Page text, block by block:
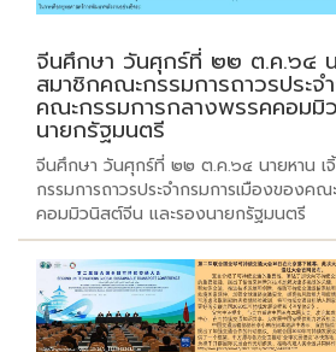
จีนศึกษา วันศุกร์ที่ ๒๒ ต.ค.๖๔ น
สมาชิกคณะกรรมการถาวรประจ
คณะกรรมการกลางพรรคคอมมิ
นายกรัฐมนตรี
จีนศึกษา วันศุกร์ที่ ๒๒ ต.ค.๖๔ นายหาน
กรรมการถาวรประจำกรมการเมืองของค
คอมมิวนิสต์จีน และรองนายกรัฐมนตรี